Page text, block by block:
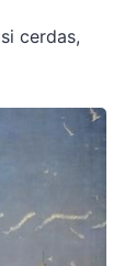
cerdas,